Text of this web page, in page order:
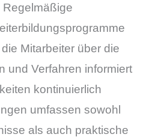
Regelmäßige
Mitarbeiter über die
und Verfahren informiert
kontinuierlich
umfassen sowohl
als auch praktische